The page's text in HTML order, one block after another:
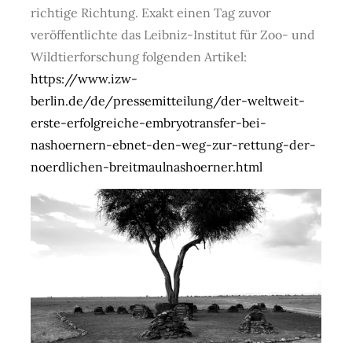
richtige Richtung. Exakt einen Tag zuvor
veröffentlichte das Leibniz-Institut für Zoo- und
Wildtierforschung folgenden Artikel:
https://www.izw-
berlin.de/de/pressemitteilung/der-weltweit-
erste-erfolgreiche-embryotransfer-bei-
nashoernern-ebnet-den-weg-zur-rettung-der-
noerdlichen-breitmaulnashoerner.html